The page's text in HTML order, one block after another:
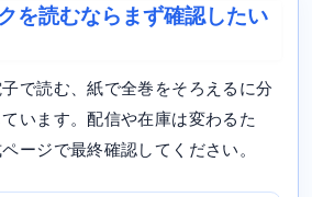
を読むならまず確認したい
で読む、紙で全巻をそろえるに分
います。配信や在庫は変わるた
ージで最終確認してください。